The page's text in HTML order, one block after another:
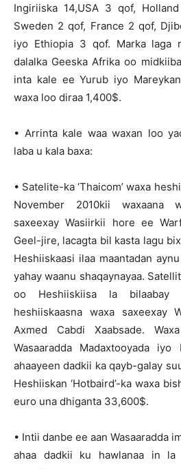
Ingiriiska 14,USA 3 qof,
Sweden 2 qof, France 2 qof,
iyo Ethiopia 3 qof. Marka laga
dalalka Geeska Afrika oo
inta kale ee Yurub iyo
waxa loo diraa 1,400$.
• Arrinta kale waa waxan loo
laba u kala baxa:
• Satelite-ka ‘Thaicom’ waxa
November 2010kii waxaana
saxeexay Wasiirkii hore ee
Geel-jire, lacagta bil kasta lagu
Heshiiskaasi ilaa maantadan
yahay waanu shaqaynayaa.
oo Heshiiskiisa la bilaabay
heshiiskaasna waxa saxeexay
Axmed Cabdi Xaabsade.
Wasaaradda Madaxtooyada
ahaayeen dadkii ka qayb-galay
Heshiiskan ‘Hotbaird’-ka waxa
euro una dhiganta 33,600$.
• Intii danbe ee aan Wasaaradda
ahaa dadkii ku hawlanaa in